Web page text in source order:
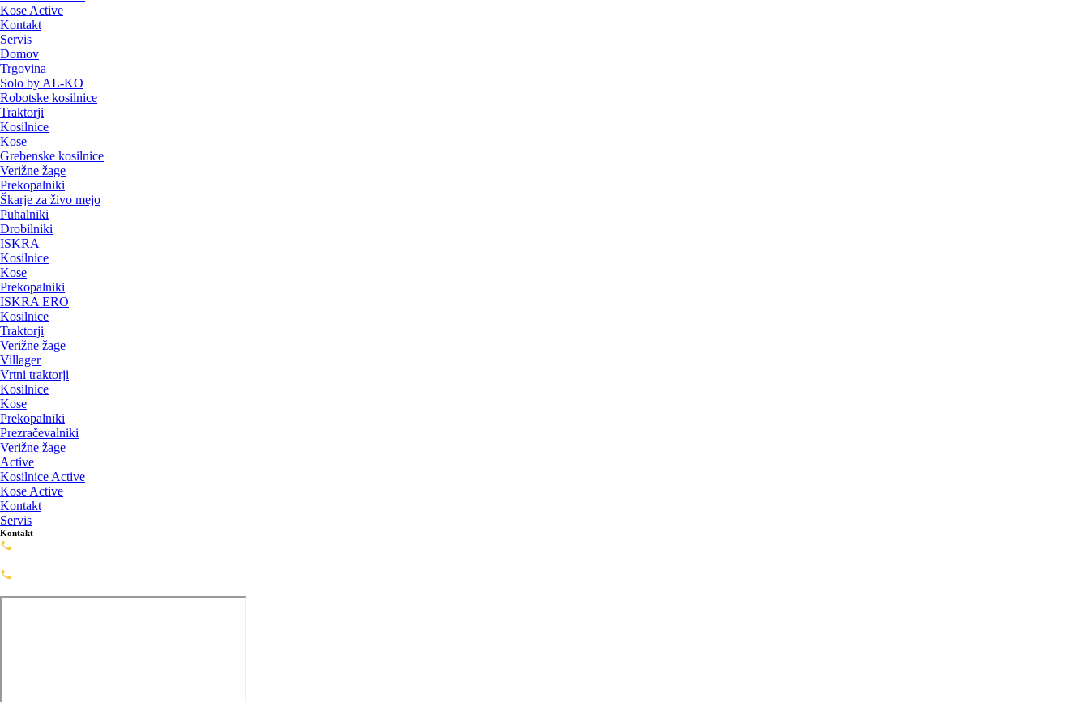
Kose Active
Kontakt
Servis
Domov
Trgovina
Solo by AL-KO
Robotske kosilnice
Traktorji
Kosilnice
Kose
Grebenske kosilnice
Verižne žage
Prekopalniki
Škarje za živo mejo
Puhalniki
Drobilniki
ISKRA
Kosilnice
Kose
Prekopalniki
ISKRA ERO
Kosilnice
Traktorji
Verižne žage
Villager
Vrtni traktorji
Kosilnice
Kose
Prekopalniki
Prezračevalniki
Verižne žage
Active
Kosilnice Active
Kose Active
Kontakt
Servis
Kontakt